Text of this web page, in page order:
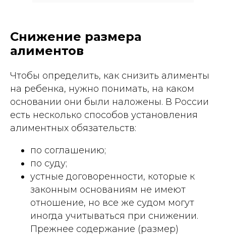
Снижение размера
алиментов
Чтобы определить, как снизить алименты
на ребенка, нужно понимать, на каком
основании они были наложены. В России
есть несколько способов установления
алиментных обязательств:
по соглашению;
по суду;
устные договоренности, которые к
законным основаниям не имеют
отношение, но все же судом могут
иногда учитываться при снижении.
Прежнее содержание (размер)